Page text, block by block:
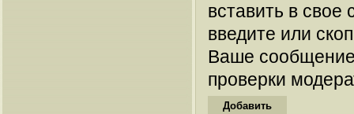
вставить в
введите или
Ваше
проверки